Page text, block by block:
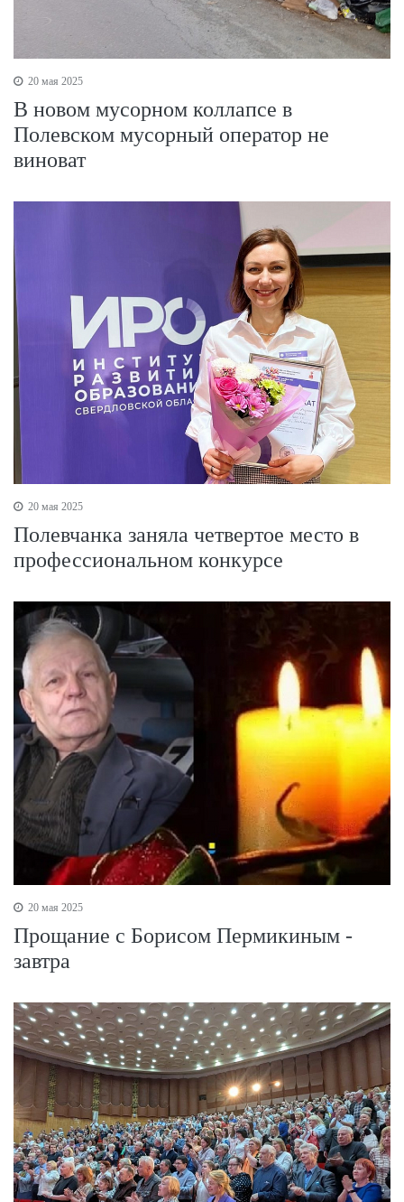
20 мая 2025
В новом мусорном коллапсе в
Полевском мусорный оператор не
виноват
20 мая 2025
Полевчанка заняла четвертое место в
профессиональном конкурсе
20 мая 2025
Прощание с Борисом Пермикиным -
завтра